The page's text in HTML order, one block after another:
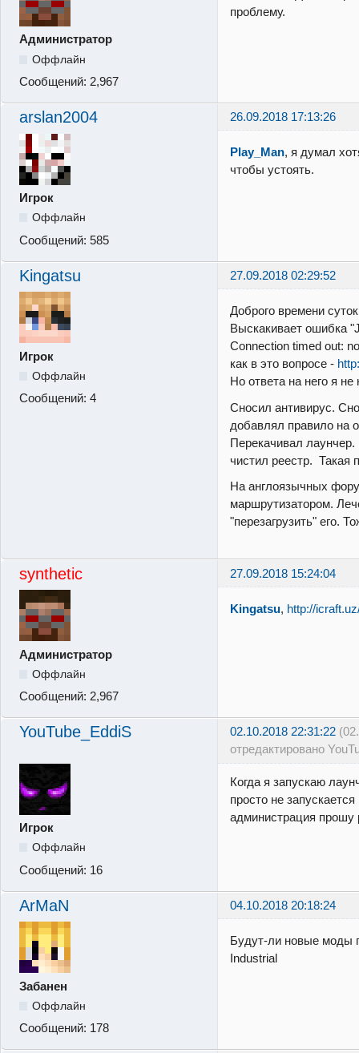
Администратор
Оффлайн
Сообщений: 2,967
проблему.
arslan2004 26.09.2018 17:13:26
Игрок
Оффлайн
Сообщений: 585
Play_Man, я думал
чтобы устоять.
Kingatsu 27.09.2018 02:29:52
Игрок
Оффлайн
Сообщений: 4
Доброго времени
Выскакивает ошибка
Connection timed out:
как в это вопросе -
Но ответа на него я
Сносил антивирус.
добавлял правило на
Перекачивал
чистил реестр. Такая
На англоязычных
маршрутизатором.
"перезагрузить" его.
synthetic 27.09.2018 15:24:04
Администратор
Оффлайн
Сообщений: 2,967
Kingatsu, http://
YouTube_EddiS 02.10.2018 22:31:22
отредактировано
Игрок
Оффлайн
Сообщений: 16
Когда я запускаю
просто не
администрация прошу
ArMaN 04.10.2018 20:18:24
Забанен
Оффлайн
Сообщений: 178
Будут-ли новые моды
Industrial